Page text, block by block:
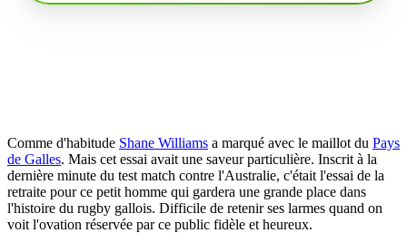
Comme d'habitude Shane Williams a marqué avec le maillot du Pays
de Galles. Mais cet essai avait une saveur particulière. Inscrit à la
dernière minute du test match contre l'Australie, c'était l'essai de la
retraite pour ce petit homme qui gardera une grande place dans
l'histoire du rugby gallois. Difficile de retenir ses larmes quand on
voit l'ovation réservée par ce public fidèle et heureux.